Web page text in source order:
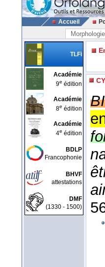
Accueil
Morphologie
TLFi
Académie
9e édition
Académie
8e édition
Académie
4e édition
BDLP
Francophonie
BHVF
attestations
DMF
(1330 - 1500)